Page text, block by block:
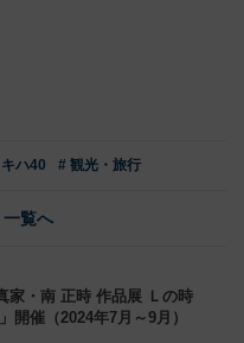
ハ40 # 観光・旅行
一覧へ
家・南 正時 作品展 Ｌの時
開催（2024年7月～9月）